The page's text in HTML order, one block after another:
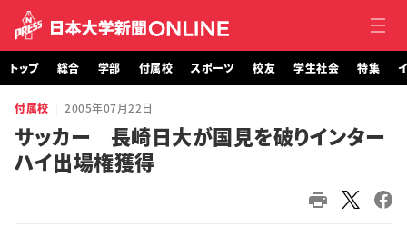
トップ
総合
トップ 総合 学部 付属校 スポーツ 校友 学生社会 特集
付属校 2005年07月22日
サッカー 長崎日大が国見を破りインター
ハイ出場権獲得